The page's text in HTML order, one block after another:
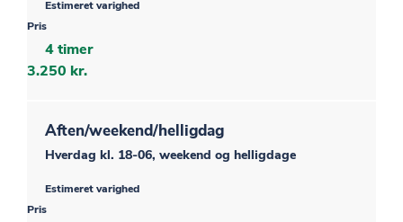
Estimeret varighed
Pris
4 timer
3.250 kr.
Aften/weekend/helligdag
Hverdag kl. 18-06, weekend og helligdage
Estimeret varighed
Pris